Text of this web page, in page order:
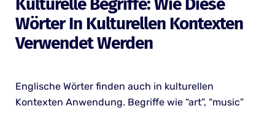
Wörter In Kulturellen Kontexten
Verwendet Werden
Englische Wörter finden auch in kulturellen
Kontexten Anwendung. Begriffe wie “art”, “music”